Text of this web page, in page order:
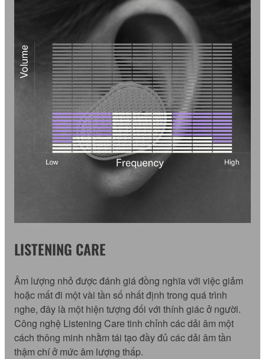
LISTENING CARE
Âm lượng nhỏ được đánh giá đồng nghĩa với việc giảm
hoặc mất đi một vài tần số nhất định trong quá trình
nghe, đây là một hiện tượng đối với thính giác ở người.
Công nghệ Listening Care tinh chỉnh các dải âm một
cách thông minh nhằm tái tạo đầy đủ các dải âm tần
thậm chí ở mức âm lượng thấp.